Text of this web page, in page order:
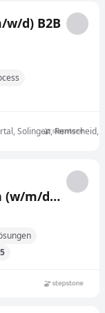
w/d) B2B
Solingen, Remscheid,
(w/m/d)